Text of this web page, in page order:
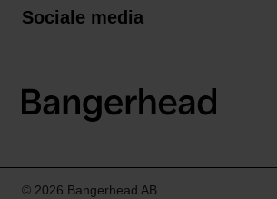
Algemene voorwaarden
Sociale media
LinkedIn
© 2026 Bangerhead AB